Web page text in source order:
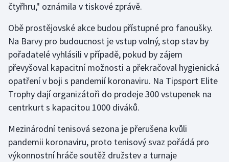
Rychlobruslení
Rychlostní kanoistika
Short track
Sportovní střelba
Stolní tenis
Triatlon
Veslování
čtyřhru," oznámila v tiskové zprávě.
Obě prostějovské akce budou přístupné pro fanoušky.
Na Barvy pro budoucnost je vstup volný, stop stav by
pořadatelé vyhlásili v případě, pokud by zájem
převyšoval kapacitní možnosti a překračoval hygienická
opatření v boji s pandemií koronaviru. Na Tipsport Elite
Trophy dají organizátoři do prodeje 300 vstupenek na
centrkurt s kapacitou 1000 diváků.
Mezinárodní tenisová sezona je přerušena kvůli
pandemii koronaviru, proto tenisový svaz pořádá pro
výkonnostní hráče soutěž družstev a turnaje